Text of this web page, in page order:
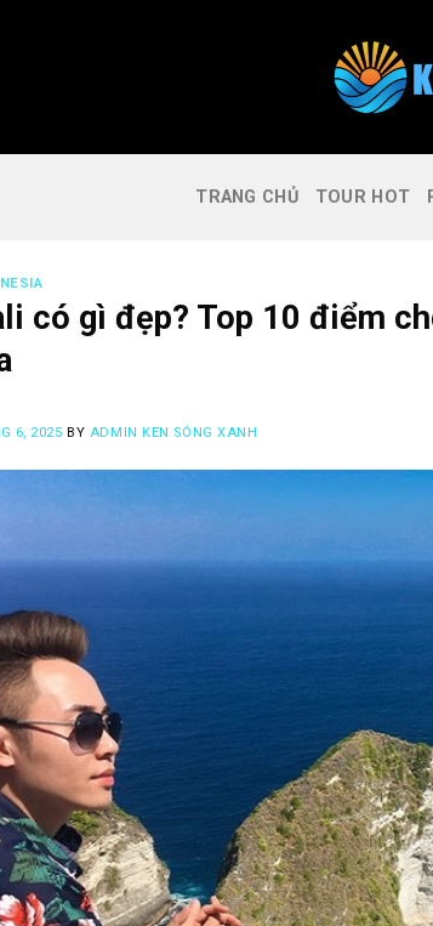
TRANG CHỦ TOUR HOT
có gì đẹp? Top 10 điểm
6, 2025 BY ADMIN KEN SÓNG XANH